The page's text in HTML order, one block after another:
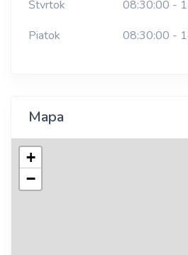
Štvrtok
08:30:00 -
Piatok
08:30:00 -
Mapa
+
−